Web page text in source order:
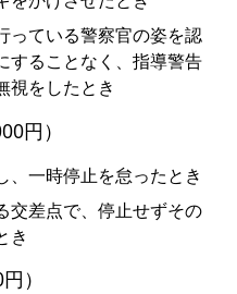
っている警察官の姿を認
することなく、指導警告
視をしたとき
円）
、一時停止を怠ったとき
交差点で、停止せずその
き
）